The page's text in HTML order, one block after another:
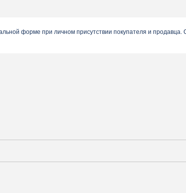
форме при личном присутствии покупателя и продавца.